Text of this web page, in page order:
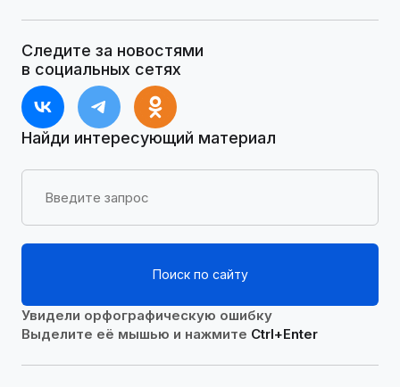
Следите за новостями
в социальных сетях
Найди интересующий материал
Поиск по сайту
Увидели орфографическую ошибку
Выделите её мышью и нажмите Ctrl+Enter